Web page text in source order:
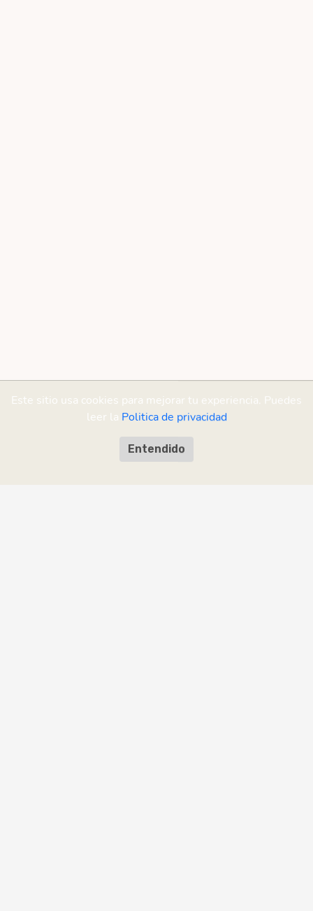
Este sitio usa cookies para mejorar tu experiencia. Puedes
leer la Politica de privacidad
Entendido